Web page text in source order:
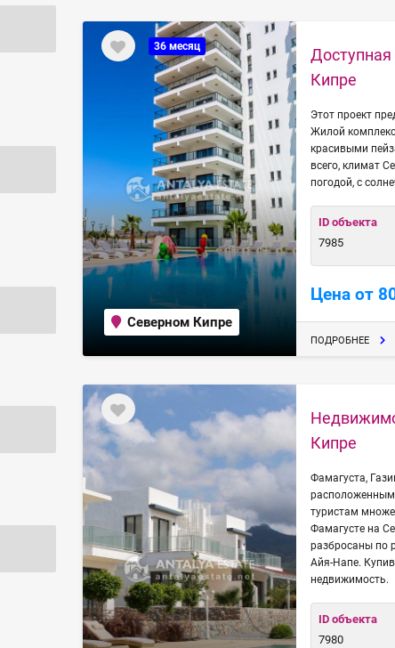
36 месяц
Кипре
Северном Кипре
Этот проект
Жилой
красивыми
всего, климат
погодой, с
ID объекта
7985
Цена от
ПОДРОБНЕЕ
Кипре
Фамагуста,
расположенным
туристам
Фамагусте на
разбросаны по
Айя-Напе.
недвижимость.
ID объекта
7980